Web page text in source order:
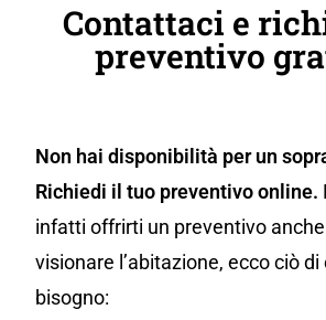
Contattaci e
preventivo
Non hai disponibilità per un
Richiedi il tuo preventivo online.
infatti offrirti un preventivo
visionare l’abitazione, ecco ciò
bisogno: